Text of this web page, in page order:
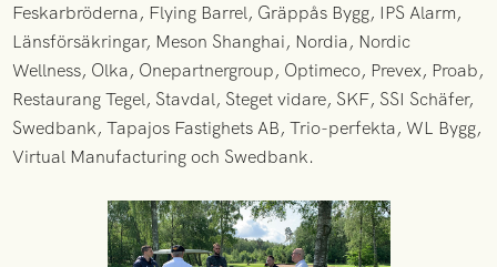
Feskarbröderna, Flying Barrel, Gräppås Bygg, IPS Alarm,
Länsförsäkringar, Meson Shanghai, Nordia, Nordic
Wellness, Olka, Onepartnergroup, Optimeco, Prevex, Proab,
Restaurang Tegel, Stavdal, Steget vidare, SKF, SSI Schäfer,
Swedbank, Tapajos Fastighets AB, Trio-perfekta, WL Bygg,
Virtual Manufacturing och Swedbank.